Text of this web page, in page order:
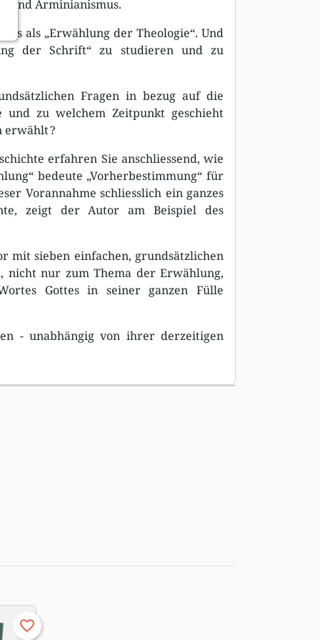
und Arminianismus.
als „Erwählung der Theologie“. Und
der Schrift“ zu studieren und zu
Fragen in bezug auf die
und zu welchem Zeitpunkt geschieht
erwählt ?
erfahren Sie anschliessend, wie
bedeute „Vorherbestimmung“ für
Vorannahme schliesslich ein ganzes
zeigt der Autor am Beispiel des
mit sieben einfachen, grundsätzlichen
nicht nur zum Thema der Erwählung,
Gottes in seiner ganzen Fülle
- unabhängig von ihrer derzeitigen
favorite_border